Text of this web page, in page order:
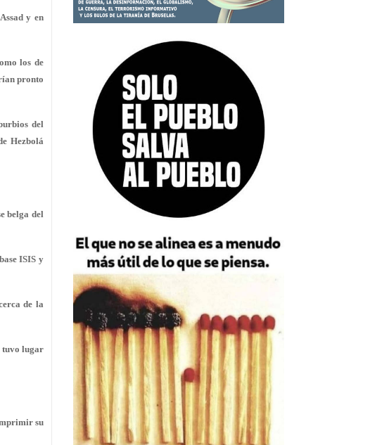
y en
los de
pronto
del
Hezbolá
belga del
ISIS y
de la
tuvo lugar
su